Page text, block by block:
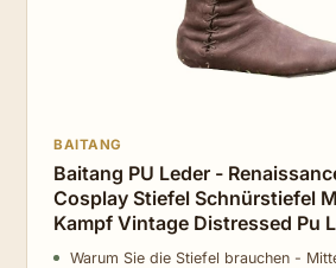
BAITANG
Baitang PU Leder -
Cosplay Stiefel Schnürstiefel
Kampf Vintage Distressed Pu
Frauen und Männer
Warum Sie die Stiefel brauchen -